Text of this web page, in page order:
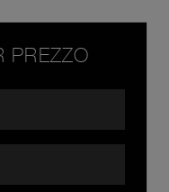
PREZZO